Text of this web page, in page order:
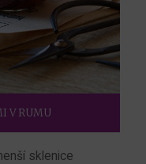
V RUMU
sklenice